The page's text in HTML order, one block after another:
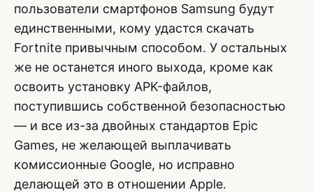
пользователи смартфонов Samsung будут
единственными, кому удастся скачать
Fortnite привычным способом. У остальных
же не останется иного выхода, кроме как
освоить установку APK-файлов,
поступившись собственной безопасностью
— и все из-за двойных стандартов Epic
Games, не желающей выплачивать
комиссионные Google, но исправно
делающей это в отношении Apple.